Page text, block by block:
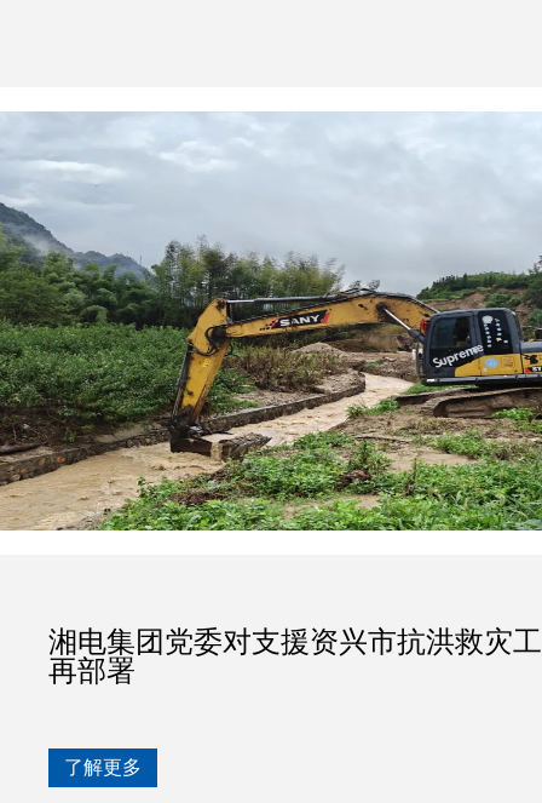
湘电集团党委对支援资兴市抗洪救灾
再部署
了解更多